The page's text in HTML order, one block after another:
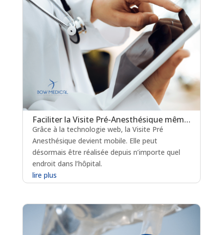
Faciliter la Visite Pré-Anesthésique même aux urgences avec un logiciel
Grâce à la technologie web, la Visite Pré
Anesthésique devient mobile. Elle peut
désormais être réalisée depuis n’importe quel
endroit dans l’hôpital.
lire plus